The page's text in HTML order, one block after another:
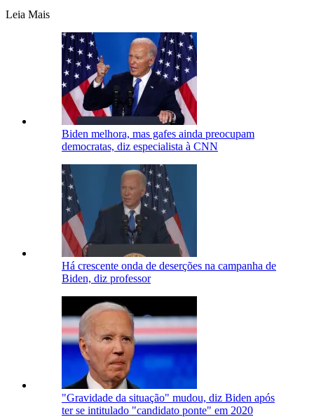
Leia Mais
Biden melhora, mas gafes ainda preocupam
democratas, diz especialista à CNN
Há crescente onda de deserções na campanha de
Biden, diz professor
"Gravidade da situação" mudou, diz Biden após
ter se intitulado "candidato ponte" em 2020